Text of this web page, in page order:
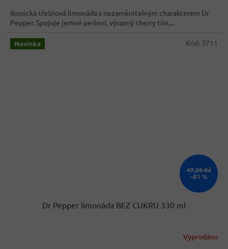
z
5
hvězdiček.
Ikonická třešňová limonáda s nezaměnitelným charakterem Dr
Pepper. Spojuje jemné perlení, výrazný cherry tón,...
Novinka
47,20 Kč
–51 %
Dr Pepper limonáda BEZ CUKRU 330 ml
Vyprodáno
Kód: 3711